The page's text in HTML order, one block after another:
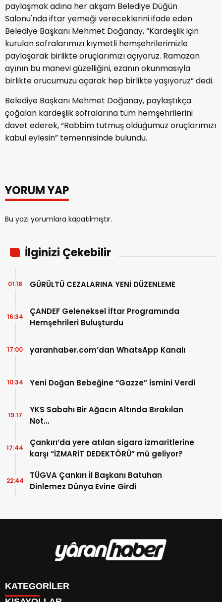
paylaşmak adına her akşam Belediye Düğün
Salonu'nda iftar yemeği vereceklerini ifade eden
Belediye Başkanı Mehmet Doğanay, “Kardeşlik için
kurulan sofralarımızı kıymetli hemşehrilerimizle
paylaşarak birlikte oruçlarımızı açıyoruz. Ramazan
ayının bu manevi güzelliğini, ezanın okunmasıyla
birlikte orucumuzu açarak hep birlikte yaşıyoruz” dedi.
Belediye Başkanı Mehmet Doğanay, paylaştıkça
çoğalan kardeşlik sofralarına tüm hemşehrilerini
davet ederek, “Rabbim tutmuş olduğumuz oruçlarımızı
kabul eylesin” temennisinde bulundu.
YORUM YAP
Bu yazı yorumlara kapatılmıştır.
İlginizi Çekebilir
GÜRÜLTÜ CEZALARINA YENİ DÜZENLEME
01:18
ÇANDEF Geleneksel İftar Programında
Hemşehrileri Buluşturdu
16:34
yaranhaber.com’dan WhatsApp Kanalı
17:00
Yeni Doğan Bebeğine “Gazze” İsmini Verdi
10:34
YKS Sabahı Bir Ağacın Altında Bırakılan
Not…
19:17
Çankırı’da yere atılan sigara izmaritlerine
karşı “İZMARİT DEDEKTÖRÜ” mü geliyor?
17:44
TÜGVA Çankırı İl Başkanı Batuhan
Dinlemez Dünya Evine Girdi
22:44
KATEGORİLER